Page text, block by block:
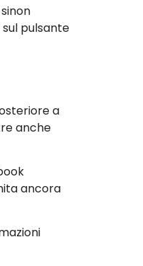
pulsante
a
anche
ancora